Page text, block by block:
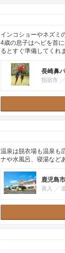
インコショーやネズミ
4歳の息子はヘビを首
るとすぐ準備してくれ
長崎鼻
指宿市
温泉は脱衣場も温泉も
ナや水風呂、寝湯など
鹿児島
喜入